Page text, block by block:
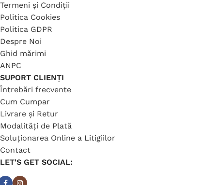
Termeni și Condiții
Politica Cookies
Politica GDPR
Despre Noi
Ghid mărimi
ANPC
SUPORT CLIENȚI
Întrebări frecvente
Cum Cumpar
Livrare și Retur
Modalități de Plată
Soluționarea Online a Litigiilor
Contact
LET'S GET SOCIAL: